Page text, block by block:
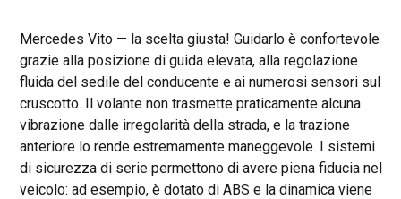
Mercedes Vito — la scelta giusta! Guidarlo è confortevole
grazie alla posizione di guida elevata, alla regolazione
fluida del sedile del conducente e ai numerosi sensori sul
cruscotto. Il volante non trasmette praticamente alcuna
vibrazione dalle irregolarità della strada, e la trazione
anteriore lo rende estremamente maneggevole. I sistemi
di sicurezza di serie permettono di avere piena fiducia nel
veicolo: ad esempio, è dotato di ABS e la dinamica viene